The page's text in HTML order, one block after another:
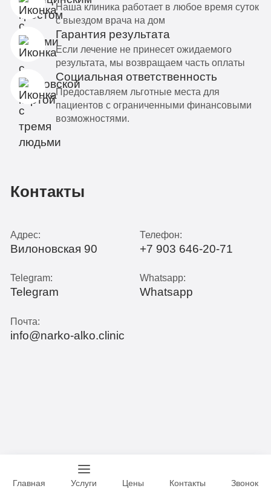
Наша клиника работает в любое время суток
с выездом врача на дом
Гарантия результата
Если лечение не принесет ожидаемого
результата, мы возвращаем часть оплаты
Социальная ответственность
Предоставляем льготные места для
пациентов с ограниченными финансовыми
возможностями.
Контакты
Адрес:
Вилоновская 90
Телефон:
+7 903 646-20-71
Telegram:
Telegram
Whatsapp:
Whatsapp
Почта:
info@narko-alko.clinic
Главная Услуги Цены Контакты Звонок